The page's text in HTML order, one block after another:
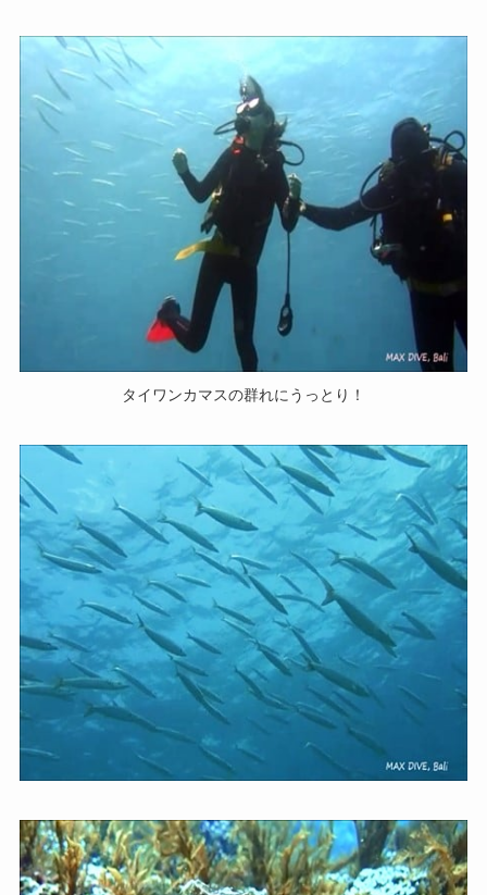
タイワンカマスの群れにうっとり！